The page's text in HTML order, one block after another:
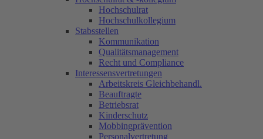
Hochschulrat
Hochschulkollegium
Stabsstellen
Kommunikation
Qualitätsmanagement
Recht und Compliance
Interessensvertretungen
Arbeitskreis Gleichbehandl.
Beauftragte
Betriebsrat
Kinderschutz
Mobbingprävention
Personalvertretung